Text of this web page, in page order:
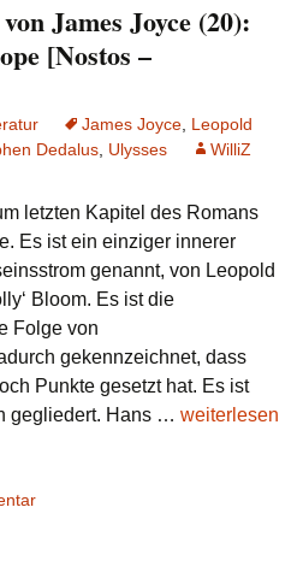
Original:
Odyssee
James Joyce (20):
[Nostos –
James Joyce Leopold
Dedalus Ulysses WilliZ
letzten Kapitel des Romans
Es ist ein einziger innerer
genannt, von Leopold
Bloom. Es ist die
Folge von
gekennzeichnet, dass
Punkte gesetzt hat. Es ist
gegliedert. Hans … Abenteuer
weiterlesen